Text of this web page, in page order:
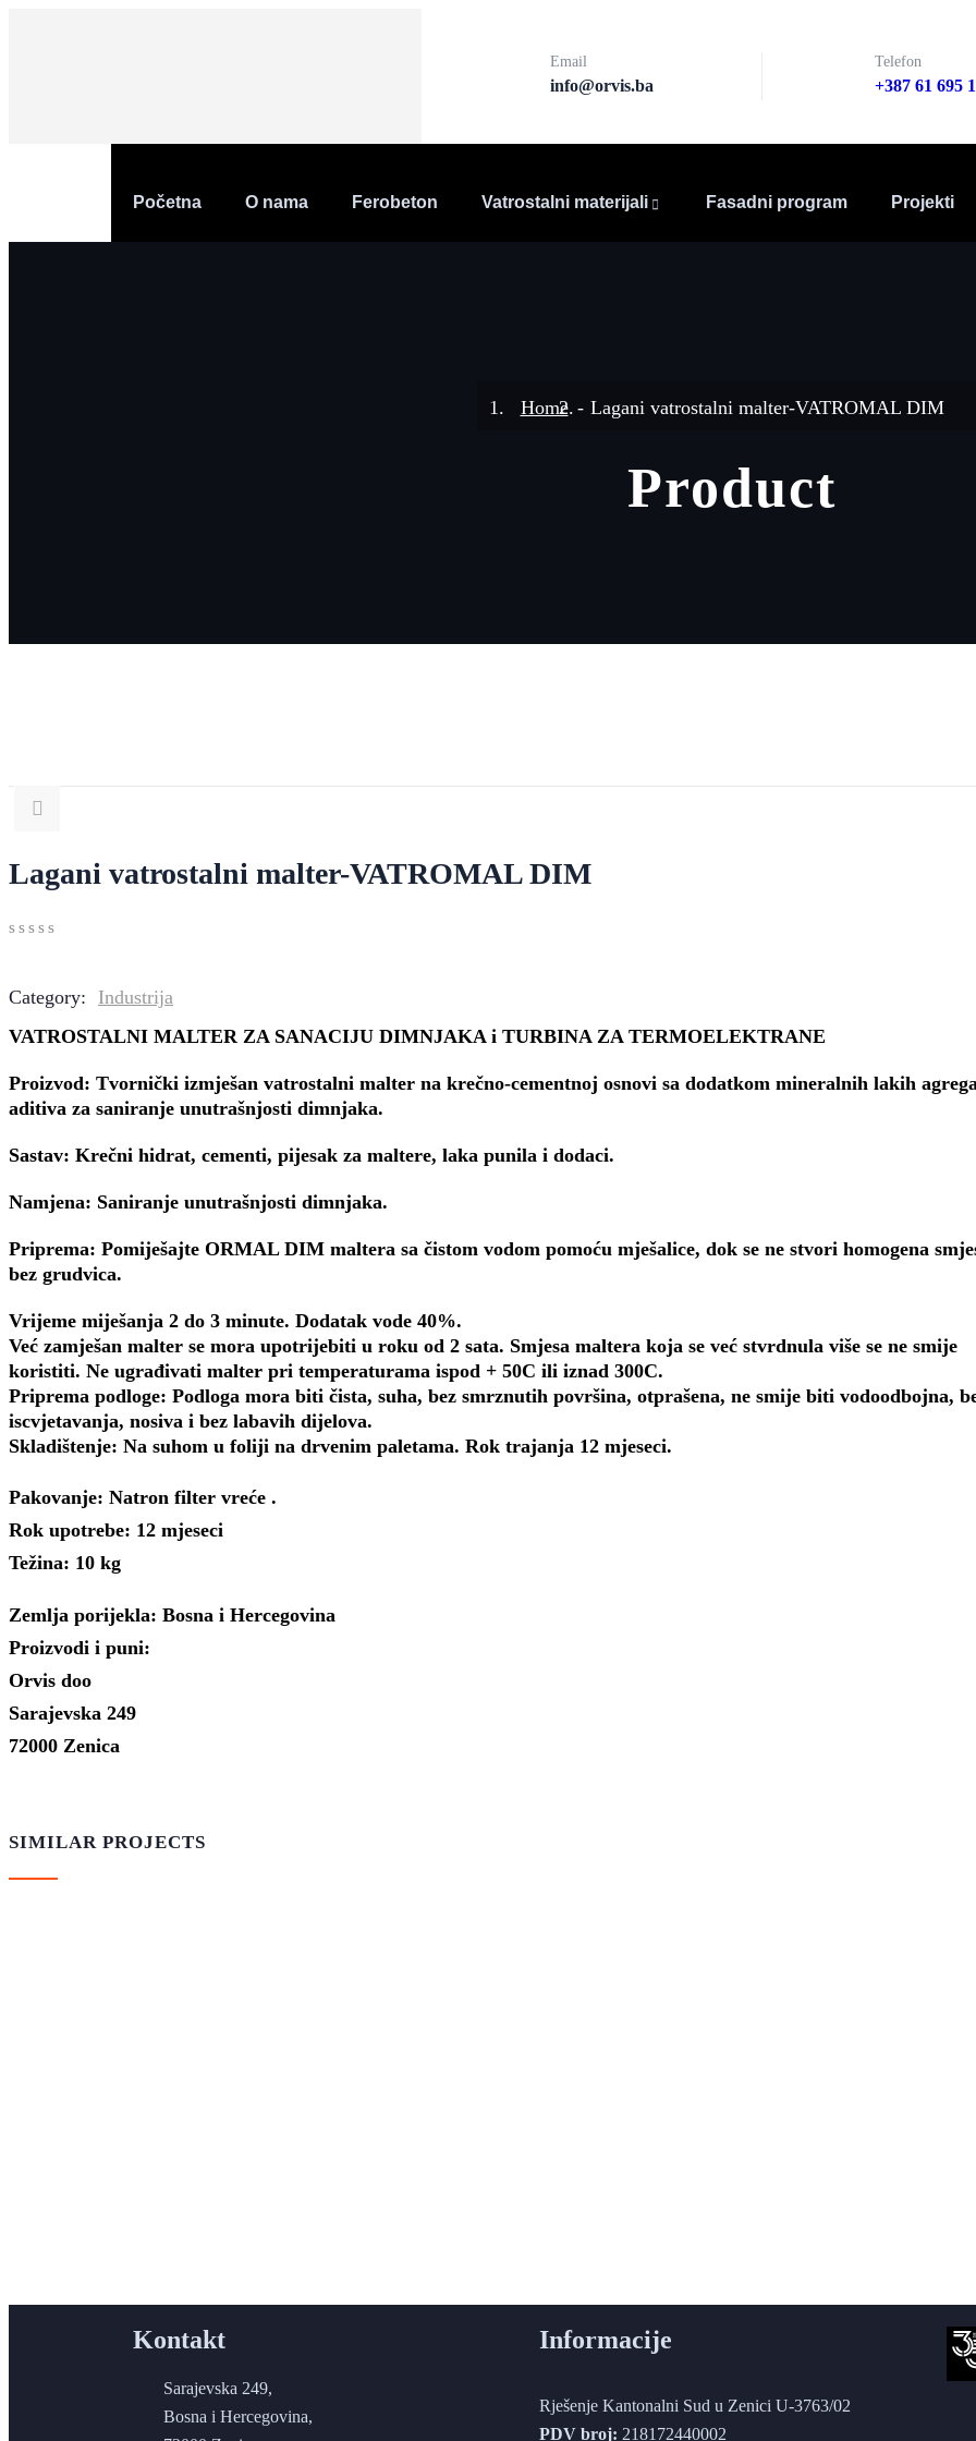
Email
info@orvis.ba
Telefon
+387 61 695
Početna O nama Ferobeton Vatrostalni materijali Fasadni program Projekti
Home Lagani vatrostalni malter-VATROMAL DIM
Product
Lagani vatrostalni malter-VATROMAL DIM
of
based
on
Category:
Industrija
VATROSTALNI MALTER ZA SANACIJU DIMNJAKA i TURBINA ZA TERMOELEKTRANE
Proizvod: Tvornički izmješan vatrostalni malter na krečno-cementnoj osnovi sa dodatkom mineralnih lakih
aditiva za saniranje unutrašnjosti dimnjaka.
Sastav: Krečni hidrat, cementi, pijesak za maltere, laka punila i dodaci.
Namjena: Saniranje unutrašnjosti dimnjaka.
Priprema: Pomiješajte ORMAL DIM maltera sa čistom vodom pomoću mješalice, dok se ne stvori homogena
bez grudvica.
Vrijeme miješanja 2 do 3 minute. Dodatak vode 40%.
Već zamješan malter se mora upotrijebiti u roku od 2 sata. Smjesa maltera koja se već stvrdnula više se ne smije
koristiti. Ne ugrađivati malter pri temperaturama ispod + 50C ili iznad 300C.
Priprema podloge: Podloga mora biti čista, suha, bez smrznutih površina, otprašena, ne smije biti vodoodbojna,
iscvjetavanja, nosiva i bez labavih dijelova.
Skladištenje: Na suhom u foliji na drvenim paletama. Rok trajanja 12 mjeseci.
Pakovanje: Natron filter vreće .
Rok upotrebe: 12 mjeseci
Težina: 10 kg
Zemlja porijekla: Bosna i Hercegovina
Proizvodi i puni:
Orvis doo
Sarajevska 249
72000 Zenica
SIMILAR PROJECTS
Kontakt
Sarajevska 249,
Bosna i Hercegovina,
Informacije
Rješenje Kantonalni Sud u Zenici U-3763/02
PDV broj: 218172440002